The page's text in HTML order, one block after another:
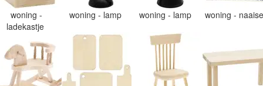
woning -
ladekastje
woning - lamp woning - lamp woning -